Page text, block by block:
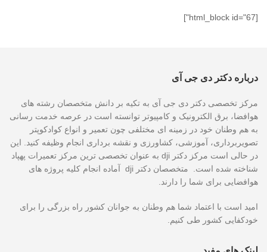
[html_block id="67"]
درباره دکتر دی جی آی
مرکز تخصصی دکتر دی جی آی به تکیه بر دانش متخصصان رشته های
هوافضا، برق الکترونیک و کامپیوتر توانسته است در عرصه خدمت رسانی
به هم وطنان خود در زمینه ای مختلفی چون تعمیر و انواع کوادکوپتر
تصویربرداری، آموزشی، کشاورزی و نقشه برداری انجام وظیفه کنید. این
در حالی است مرکز دکتر dji به عنوان تخصصی ترین مرکز تعمیرات پهپاد
شناخته شده است. متخصصان دکتر dji آماده انجام کلیه پروژه های
هوافضایی برای شما را دارند.
امید است با اعتماد شما هم وطنان به جوانان کشور راه بزرگی را برای
خودکفایی کشور طی کنیم.